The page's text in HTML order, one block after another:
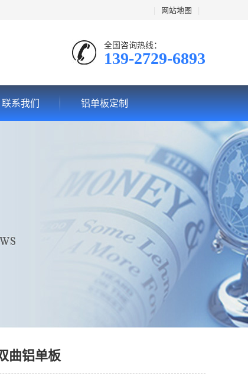
网站地图
全国咨询热线：
139-2729-6893
联系我们 铝单板定制
曲铝单板